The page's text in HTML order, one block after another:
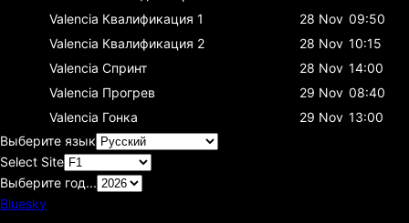
Valencia Квалификация 1 28 Nov 09:50
Valencia Квалификация 2 28 Nov 10:15
Valencia Спринт 28 Nov 14:00
Valencia Прогрев 29 Nov 08:40
Valencia Гонка 29 Nov 13:00
Выберите язык
Select Site
Выберите год...
Bluesky